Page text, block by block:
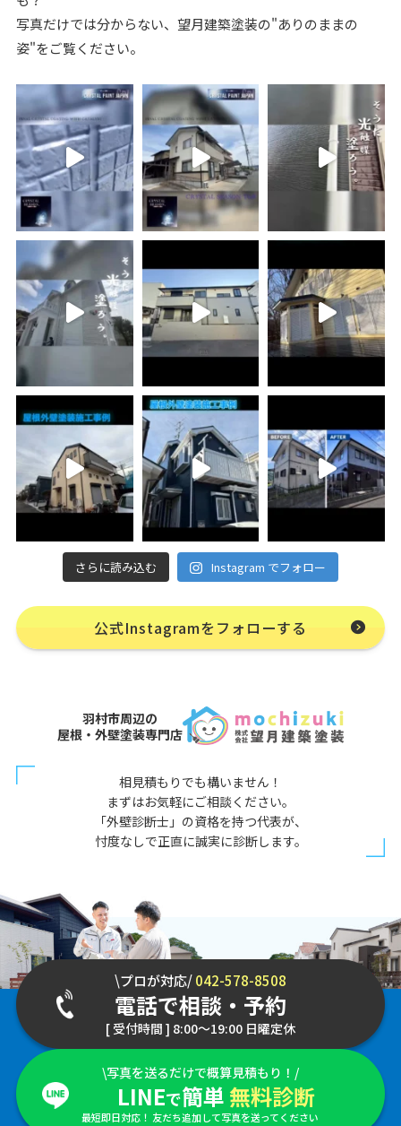
写真だけでは分からない、望月建築塗装の"ありのままの
姿"をご覧ください。
さらに読み込む Instagram でフォロー
公式Instagramをフォローする
羽村市周辺の
屋根・外壁塗装専門店
相見積もりでも構いません！
まずはお気軽にご相談ください。
「外壁診断士」の資格を持つ代表が、
忖度なしで正直に誠実に診断します。
\プロが対応/042-578-8508
電話で相談・予約
[ 受付時間 ] 8:00～19:00 日曜定休
\写真を送るだけで概算見積もり！/
LINEで簡単 無料診断
最短即日対応！ 友だち追加して写真を送ってください